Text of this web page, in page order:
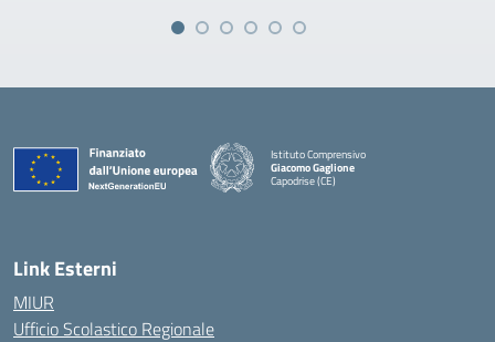
Istituto Comprensivo
Giacomo Gaglione
Capodrise (CE)
— Visita la pagina iniziale della scuola
Link Esterni
MIUR
Ufficio Scolastico Regionale